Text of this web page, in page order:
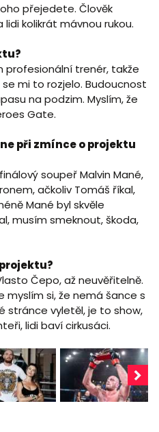
přejedete. Člověk
kolikrát mávnou rukou.
profesionální trenér, takže
mi to rozjelo. Budoucnost
na podzim. Myslím, že
Gate.
při zmínce o projektu
soupeř Malvin Mané,
ačkoliv Tomáš říkal,
Mané byl skvěle
musím smeknout, škoda,
Čepo, až neuvěřitelně.
myslím si, že nemá šance s
stránce vyletěl, je to show,
lidi baví cirkusáci.